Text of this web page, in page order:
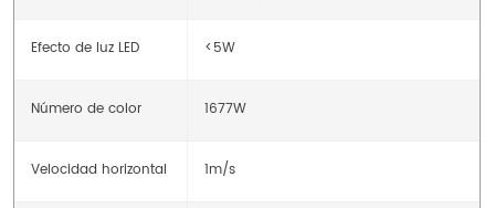
Efecto de luz LED <5W
Número de color 1677W
Velocidad horizontal 1m/s